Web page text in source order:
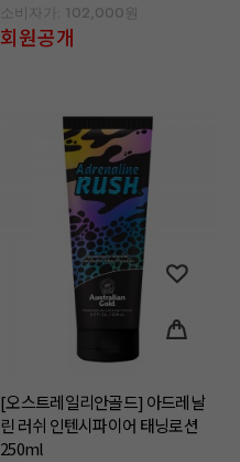
소비자가: 102,000원
회원공개
[오스트레일리안골드] 아드레날
린 러쉬 인텐시파이어 태닝로션
250ml